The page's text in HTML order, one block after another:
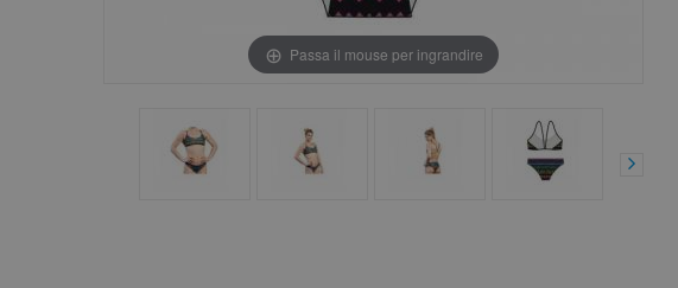
Passa il mouse per ingrandire